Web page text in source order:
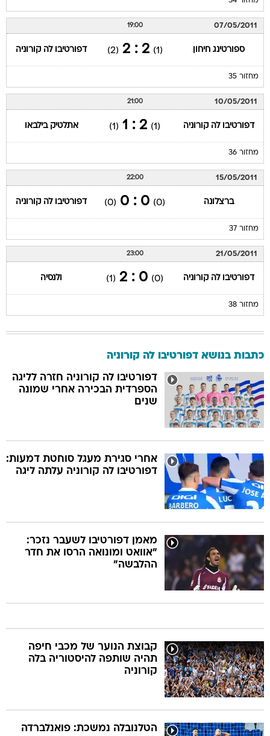
07/05/2011
19:00
ספורטינג חיחון (1)
2 : 2
(2) דפורטיבו לה קורוניה
מחזור 35
10/05/2011
21:00
דפורטיבו לה קורוניה (1)
2 : 1
(1) אתלטיק בילבאו
מחזור 36
15/05/2011
22:00
ברצלונה (0)
0 : 0
(0) דפורטיבו לה קורוניה
מחזור 37
21/05/2011
23:00
דפורטיבו לה קורוניה (0)
0 : 2
(1) ולנסיה
מחזור 38
כתבות בנושא דפורטיבו לה קורוניה
דפורטיבו לה קורוניה חזרה לליגה
הספרדית הבכירה אחרי שמונה
שנים
אחרי סגירת מעגל סוחטת דמעות:
דפורטיבו לה קורוניה עלתה ליגה
מאמן דפורטיבו לשעבר נזכר:
"אוואט ומונואה הרסו את חדר
ההלבשה"
קבוצת הנוער של מכבי חיפה
תהיה שותפה להיסטוריה בלה
קורוניה
הטלנובלה נמשכת: פואנלברדה